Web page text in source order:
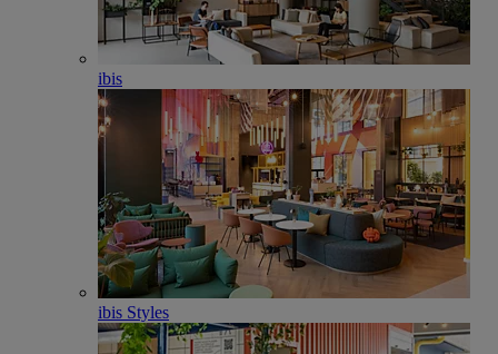
ibis
ibis Styles